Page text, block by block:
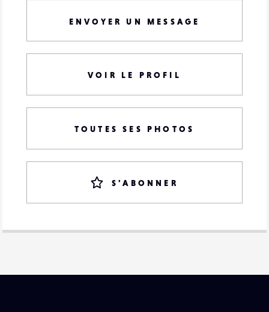
ENVOYER UN MESSAGE
VOIR LE PROFIL
TOUTES SES PHOTOS
S'ABONNER